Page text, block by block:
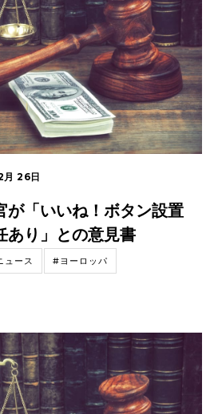
月 26日
が「いいね！ボタン設置
あり」との意見書
ュース #ヨーロッパ